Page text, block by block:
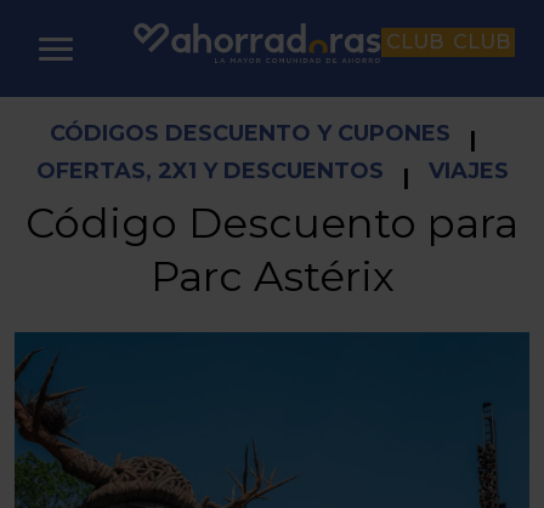
CLUB CLUB
CÓDIGOS DESCUENTO Y CUPONES
|
OFERTAS, 2X1 Y DESCUENTOS
| VIAJES
Código Descuento para
Parc Astérix